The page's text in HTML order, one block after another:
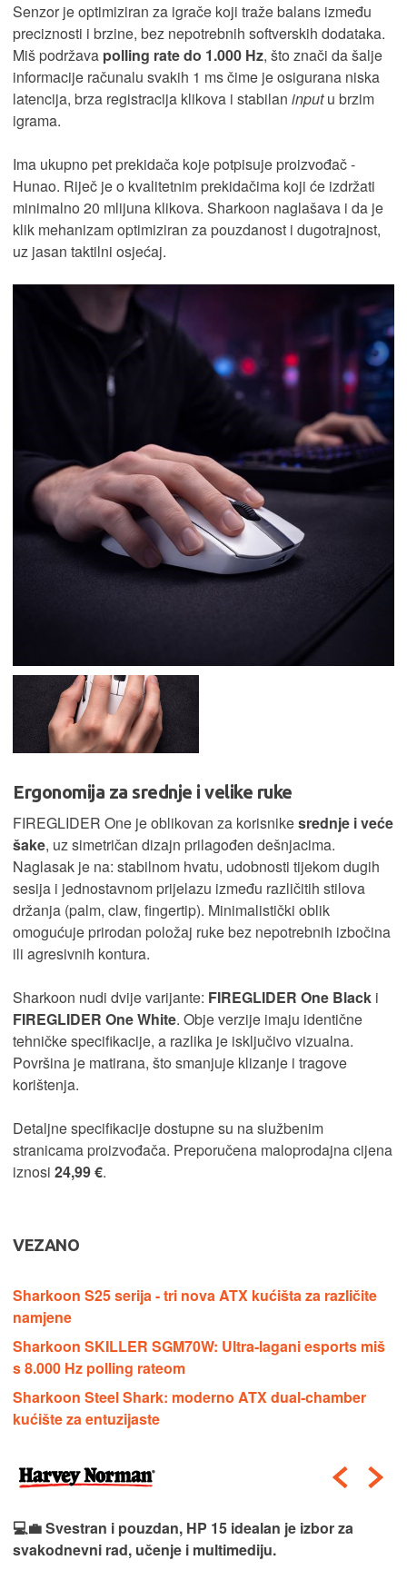
Senzor je optimiziran za igrače koji traže balans između
preciznosti i brzine, bez nepotrebnih softverskih dodataka.
Miš podržava polling rate do 1.000 Hz, što znači da šalje
informacije računalu svakih 1 ms čime je osigurana niska
latencija, brza registracija klikova i stabilan inputu brzim
igrama.
Ima ukupno pet prekidača koje potpisuje proizvođač -
Hunao. Riječ je o kvalitetnim prekidačima koji će izdržati
minimalno 20 mlijuna klikova. Sharkoon naglašava i da je
klik mehanizam optimiziran za pouzdanost i dugotrajnost,
uz jasan taktilni osjećaj.
Ergonomija za srednje i velike ruke
FIREGLIDER One je oblikovan za korisnikesrednje i veće
šake, uz simetričan dizajn prilagođen dešnjacima.
Naglasak je na: stabilnom hvatu, udobnosti tijekom dugih
sesija i jednostavnom prijelazu između različitih stilova
držanja (palm, claw, fingertip). Minimalistički oblik
omogućuje prirodan položaj ruke bez nepotrebnih izbočina
ili agresivnih kontura.
Sharkoon nudi dvije varijante: FIREGLIDER One Black i
FIREGLIDER One White. Obje verzije imaju identične
tehničke specifikacije, a razlika je isključivo vizualna.
Površina je matirana, što smanjuje klizanje i tragove
korištenja.
Detaljne specifikacije dostupne su na službenim
stranicama proizvođača. Preporučena maloprodajna cijena
iznosi 24,99 €.
VEZANO
Sharkoon S25 serija - tri nova ATX kućišta za različite
namjene
Sharkoon SKILLER SGM70W: Ultra‑lagani esports miš
s 8.000 Hz polling rateom
Sharkoon Steel Shark: moderno ATX dual‑chamber
kućište za entuzijaste
💻💼 Svestran i pouzdan, HP 15 idealan je izbor za
svakodnevni rad, učenje i multimediju.